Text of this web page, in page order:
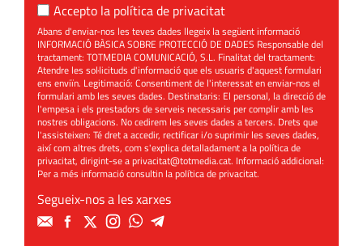
Accepto la política de privacitat
Abans d'enviar-nos les teves dades llegeix la següent informació
INFORMACIÓ BÀSICA SOBRE PROTECCIÓ DE DADES Responsable del
tractament: TOTMEDIA COMUNICACIÓ, S.L. Finalitat del tractament:
Atendre les sol·licituds d'informació que els usuaris d'aquest formulari
ens enviïn. Legitimació: Consentiment de l'interessat en enviar-nos el
formulari amb les seves dades. Destinataris: El personal, la direcció de
l'empesa i els prestadors de serveis necessaris per complir amb les
nostres obligacions. No cedirem les seves dades a tercers. Drets que
l'assisteixen: Té dret a accedir, rectificar i/o suprimir les seves dades,
així com altres drets, com s'explica detalladament a la política de
privacitat, dirigint-se aprivacitat@totmedia.cat. Informació addicional:
Per a més informació consultin lapolítica de privacitat.
Segueix-nos a les xarxes